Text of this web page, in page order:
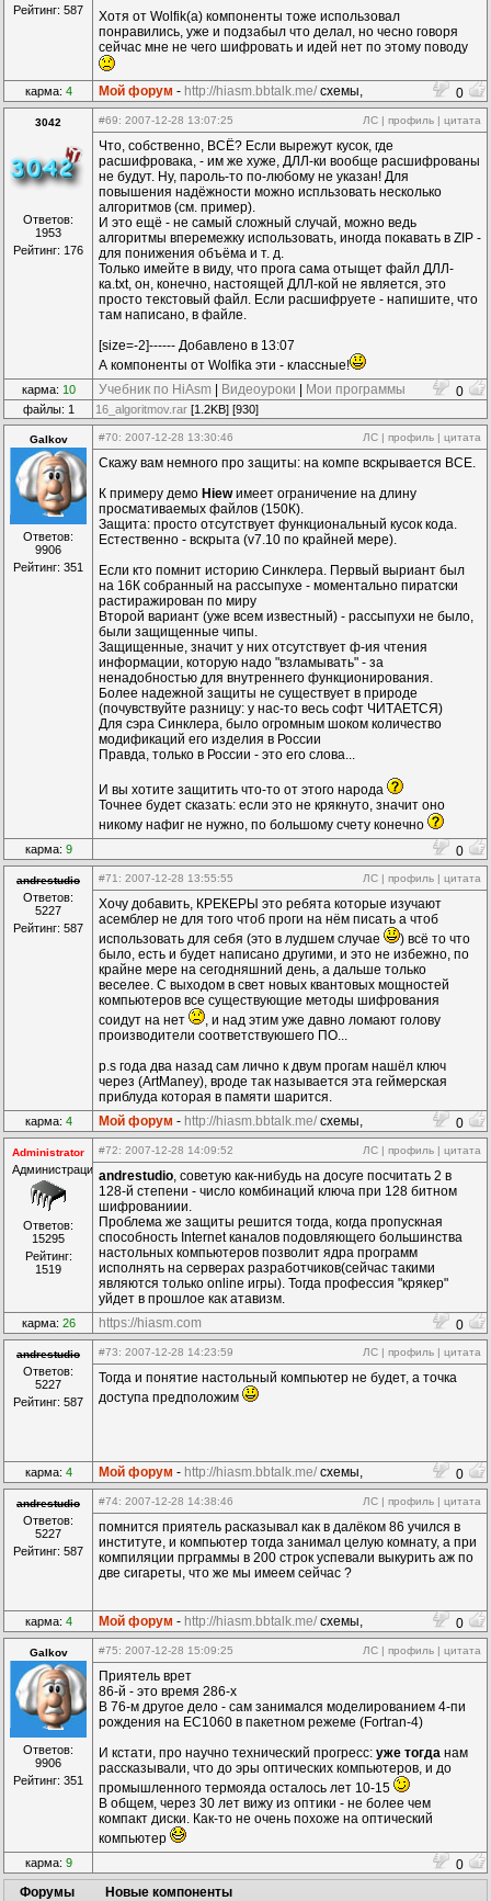
Рейтинг: 587
Хотя от Wolfik(а) компоненты тоже использовал
понравились, уже и подзабыл что делал, но чесно говоря
сейчас мне не чего шифровать и идей нет по этому поводу
карма: 4 Мой форум - http://hiasm.bbtalk.me/ схемы,
компоненты...
0
3042
Ответов:
1953
Рейтинг: 176
#69: 2007-12-28 13:07:25 ЛС | профиль | цитата
Что, собственно, ВСЁ? Если вырежут кусок, где
расшифровака, - им же хуже, ДЛЛ-ки вообще расшифрованы
не будут. Ну, пароль-то по-любому не указан! Для
повышения надёжности можно испльзовать несколько
алгоритмов (см. пример).
И это ещё - не самый сложный случай, можно ведь
алгоритмы вперемежку использовать, иногда покавать в ZIP -
для понижения объёма и т. д.
Только имейте в виду, что прога сама отыщет файл ДЛЛ-
ка.txt, он, конечно, настоящей ДЛЛ-кой не является, это
просто текстовый файл. Если расшифруете - напишите, что
там написано, в файле.
[size=-2]------ Добавлено в 13:07
А компоненты от Wolfikа эти - классные!
карма: 10 Учебник по HiAsm Видеоуроки Мои программы 0
файлы: 1 16_algoritmov.rar [1.2KB] [930]
Galkov
Ответов:
9906
Рейтинг: 351
#70: 2007-12-28 13:30:46 ЛС | профиль | цитата
Скажу вам немного про защиты: на компе вскрывается ВСЕ.
К примеру демо Hiewимеет ограничение на длину
просмативаемых файлов (150К).
Защита: просто отсутствует функциональный кусок кода.
Естественно - вскрыта (v7.10 по крайней мере).
Если кто помнит историю Синклера. Первый выриант был
на 16К собранный на рассыпухе - моментально пиратски
растиражирован по миру
Второй вариант (уже всем известный) - рассыпухи не было,
были защищенные чипы.
Защищенные, значит у них отсутствует ф-ия чтения
информации, которую надо "взламывать" - за
ненадобностью для внутреннего функционирования.
Более надежной защиты не существует в природе
(почувствуйте разницу: у нас-то весь софт ЧИТАЕТСЯ)
Для сэра Синклера, было огромным шоком количество
модификаций его изделия в России
Правда, только в России - это его слова...
И вы хотите защитить что-то от этого народа
Точнее будет сказать: если это не крякнуто, значит оно
никому нафиг не нужно, по большому счету конечно
карма: 9 0
andrestudio
Ответов:
5227
Рейтинг: 587
#71 : 2007-12-28 13:55:55 ЛС | профиль | цитата
Хочу добавить, КРЕКЕРЫ это ребята которые изучают
асемблер не для того чтоб проги на нём писать а чтоб
использовать для себя (это в лудшем случае
) всё то что
было, есть и будет написано другими, и это не избежно, по
крайне мере на сегодняшний день, а дальше только
веселее. С выходом в свет новых квантовых мощностей
компьютеров все существующие методы шифрования
соидут на нет
, и над этим уже давно ломают голову
производители соответствуюшего ПО...
p.s года два назад сам лично к двум прогам нашёл ключ
через (ArtManey), вроде так называется эта геймерская
приблуда которая в памяти шарится.
карма: 4 Мой форум - http://hiasm.bbtalk.me/ схемы,
компоненты...
0
Administrator
Администрация
Ответов:
15295
Рейтинг:
1519
#72: 2007-12-28 14:09:52 ЛС | профиль | цитата
andrestudio, советую как-нибудь на досуге посчитать 2 в
128-й степени - число комбинаций ключа при 128 битном
шифрованиии.
Проблема же защиты решится тогда, когда пропускная
способность Internet каналов подовляющего большинства
настольных компьютеров позволит ядра программ
исполнять на серверах разработчиков(сейчас такими
являются только online игры). Тогда профессия "крякер"
уйдет в прошлое как атавизм.
карма: 26 https://hiasm.com 0
andrestudio
Ответов:
5227
Рейтинг: 587
#73: 2007-12-28 14:23:59 ЛС | профиль | цитата
Тогда и понятие настольный компьютер не будет, а точка
доступа предположим
карма: 4 Мой форум - http://hiasm.bbtalk.me/ схемы,
компоненты...
0
andrestudio
Ответов:
5227
Рейтинг: 587
#74: 2007-12-28 14:38:46 ЛС | профиль | цитата
помнится приятель расказывал как в далёком 86 учился в
институте, и компьютер тогда занимал целую комнату, а при
компиляции прграммы в 200 строк успевали выкурить аж по
две сигареты, что же мы имеем сейчас ?
карма: 4 Мой форум - http://hiasm.bbtalk.me/ схемы,
компоненты...
0
Galkov
Ответов:
9906
Рейтинг: 351
#75: 2007-12-28 15:09:25 ЛС | профиль | цитата
Приятель врет
86-й - это время 286-х
В 76-м другое дело - сам занимался моделированием 4-пи
рождения на ЕС1060 в пакетном режеме (Fortran-4)
И кстати, про научно технический прогресс: уже тогда нам
рассказывали, что до эры оптических компьютеров, и до
промышленного термояда осталось лет 10-15
В общем, через 30 лет вижу из оптики - не более чем
компакт диски. Как-то не очень похоже на оптический
компьютер
карма: 9
0
Форумы
Новые компоненты